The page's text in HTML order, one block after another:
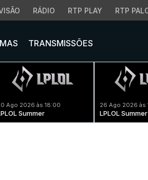
RÁDIO RTP PLAY RTP
TRANSMISSÕES
Ago 2026 às 18:00
Summer
26 Ago 2026 às
LPLOL Summer